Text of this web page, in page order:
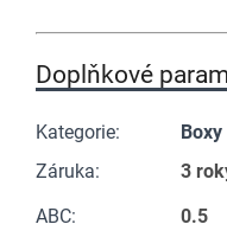
Doplňkové
Kategorie:
Boxy
Záruka:
3
ABC: 0.5